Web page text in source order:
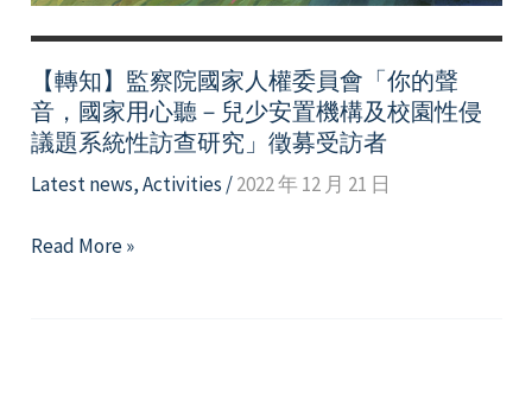
【轉知】監察院國家人權委員會「你的聲
音，國家用心聽－兒少安置機構及校園性侵
議題系統性訪查研究」徵募受訪者
Latest news,Activities /2022 年 12 月 21 日
【轉
Read More »